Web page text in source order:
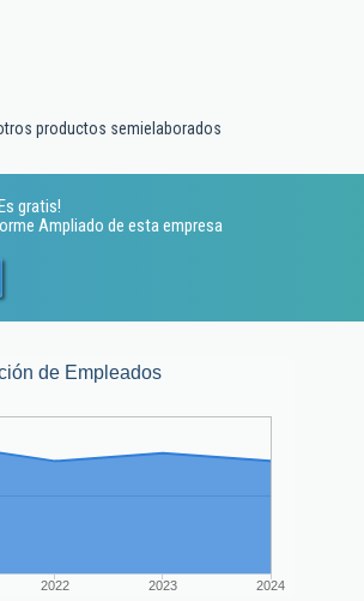
productos semielaborados
gratis!
Ampliado de esta empresa
de Empleados
2022 2023 2024